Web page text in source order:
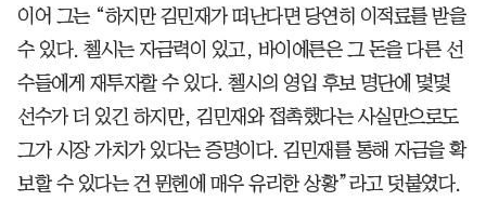
이어 그는 “하지만 김민재가 떠난다면 당연히 이적료를 받을
수 있다. 첼시는 자금력이 있고, 바이에른은 그 돈을 다른 선
수들에게 재투자할 수 있다. 첼시의 영입 후보 명단에 몇몇
선수가 더 있긴 하지만, 김민재와 접촉했다는 사실만으로도
그가 시장 가치가 있다는 증명이다. 김민재를 통해 자금을 확
보할 수 있다는 건 뮌헨에 매우 유리한 상황”라고 덧붙였다.